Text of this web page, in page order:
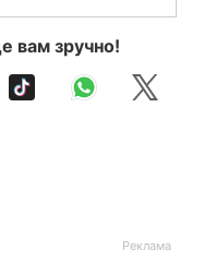
вам зручно!